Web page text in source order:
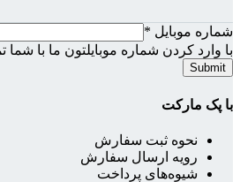
شماره موبایل *
با وارد کردن شماره موبایلتون ما با شما
Submit
با پک مارکت
نحوه ثبت سفارش
رویه ارسال سفارش
شیوه‌های پرداخت